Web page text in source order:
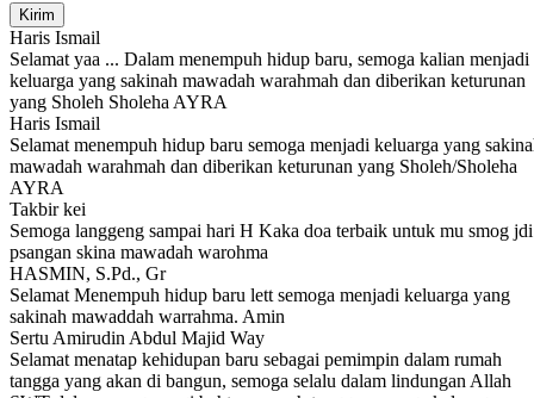
Kirim
Haris Ismail
Selamat yaa ... Dalam menempuh hidup baru, semoga kalian menjadi
keluarga yang sakinah mawadah warahmah dan diberikan keturunan
yang Sholeh Sholeha AYRA
Haris Ismail
Selamat menempuh hidup baru semoga menjadi keluarga yang
mawadah warahmah dan diberikan keturunan yang Sholeh/Sholeha
AYRA
Takbir kei
Semoga langgeng sampai hari H Kaka doa terbaik untuk mu smog jdi
psangan skina mawadah warohma
HASMIN, S.Pd., Gr
Selamat Menempuh hidup baru lett semoga menjadi keluarga yang
sakinah mawaddah warrahma. Amin
Sertu Amirudin Abdul Majid Way
Selamat menatap kehidupan baru sebagai pemimpin dalam rumah
tangga yang akan di bangun, semoga selalu dalam lindungan Allah